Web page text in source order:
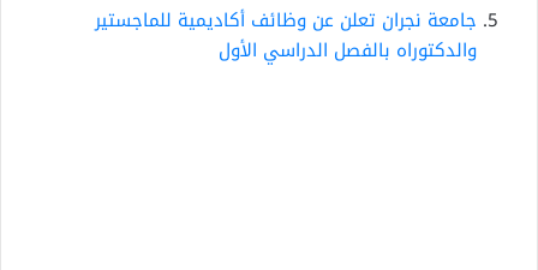
جامعة نجران تعلن عن وظائف أكاديمية للماجستير
والدكتوراه بالفصل الدراسي الأول